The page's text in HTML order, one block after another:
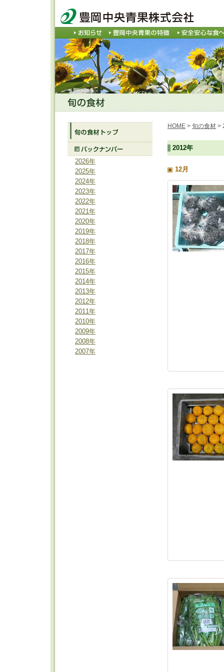
HOME > 旬の食材 >
2012年
12月
2026年
2025年
2024年
2023年
2022年
2021年
2020年
2019年
2018年
2017年
2016年
2015年
2014年
2013年
2012年
2011年
2010年
2009年
2008年
2007年